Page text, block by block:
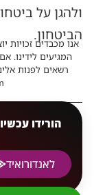
ולהגן על
הביטחון.
אנו מכבדים זכויות
המגיעים לידינו.
רשאים לפנות
הורידו
לאנדורואיד